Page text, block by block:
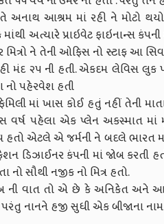
અનાથ આશ્રમ માં રહી ને મોટો
માંથી અત્યારે પ્રાઇવેટ ફાઇનાન્સ
મિત્રો ને તેની ઓફિસ નો સ્ટાફ આ
મંદ ૨૫ ની હતી. એકદમ લેવિસ લુક
નો પહેરવેશ હતી
માં ખાસ કોઈ હતું નહીં તેની
વર્ષ પહેલા એક પ્લેન અકસ્માત માં
હતો એટલે એ જર્મની ને બદલે ભારત
ડિઝાઈનર કંપની માં જોબ કરતી
નો સૌથી નજીક નો મિત્ર હતો.
ની વાત તો એ છે કે અનિકેત અને
પરંતુ નાનને હજી સુધી એક બીજાના